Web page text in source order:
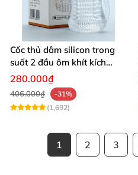
Cốc thủ dâm silicon trong
suốt 2 đầu ôm khít kích
thích cực đỉnh
280.000₫
406.000₫
-31%
(1,692)
1 2 3